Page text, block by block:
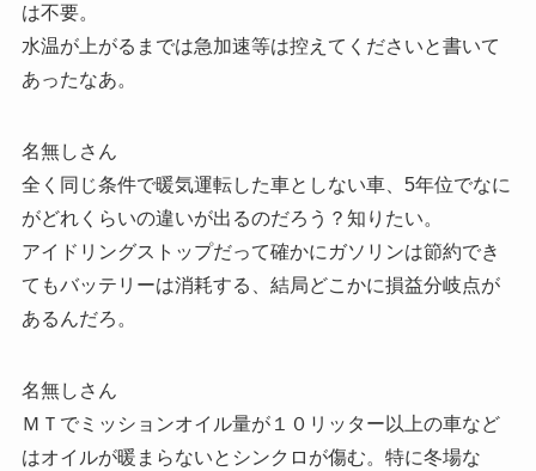
は不要。
水温が上がるまでは急加速等は控えてくださいと書いて
あったなあ。
名無しさん
全く同じ条件で暖気運転した車としない車、5年位でなに
がどれくらいの違いが出るのだろう？知りたい。
アイドリングストップだって確かにガソリンは節約でき
てもバッテリーは消耗する、結局どこかに損益分岐点が
あるんだろ。
名無しさん
ＭＴでミッションオイル量が１０リッター以上の車など
はオイルが暖まらないとシンクロが傷む。特に冬場な